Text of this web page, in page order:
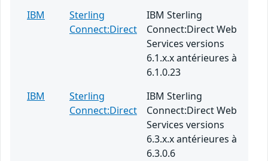
IBM
Sterling
Connect:Direct
IBM Sterling
Connect:Direct Web
Services versions
6.1.x.x antérieures à
6.1.0.23
IBM
Sterling
Connect:Direct
IBM Sterling
Connect:Direct Web
Services versions
6.3.x.x antérieures à
6.3.0.6